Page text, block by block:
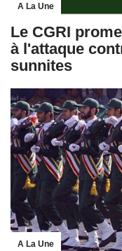
A La Une
Le CGRI
à l'attaque
sunnites
A La Une